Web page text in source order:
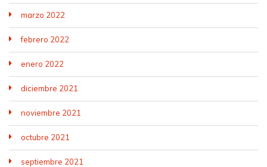
marzo 2022
febrero 2022
enero 2022
diciembre 2021
noviembre 2021
octubre 2021
septiembre 2021